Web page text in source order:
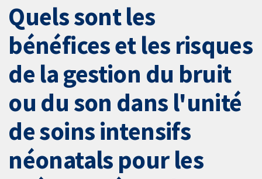
Quels sont les
bénéfices et les risques
de la gestion du bruit
ou du son dans l'unité
de soins intensifs
néonatals pour les